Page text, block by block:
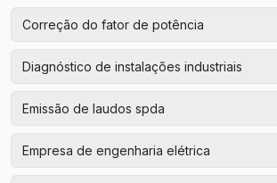
Correção do fator de potência
Diagnóstico de instalações industriais
Emissão de laudos spda
Empresa de engenharia elétrica